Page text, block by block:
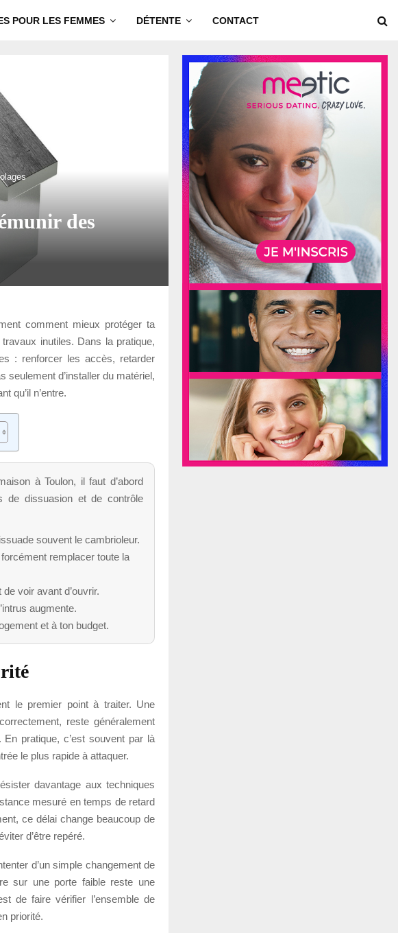
POUR LES FEMMES DÉTENTE CONTACT
des
comment mieux protéger ta
inutiles. Dans la pratique,
: renforcer les accès, retarder
seulement d’installer du matériel,
qu’il n’entre.
à Toulon, il faut d’abord
de dissuasion et de contrôle
souvent le cambrioleur.
remplacer toute la
voir avant d’ouvrir.
augmente.
et à ton budget.
le premier point à traiter. Une
reste généralement
En pratique, c’est souvent par là
le plus rapide à attaquer.
davantage aux techniques
mesuré en temps de retard
ce délai change beaucoup de
d’être repéré.
d’un simple changement de
sur une porte faible reste une
de faire vérifier l’ensemble de
priorité.